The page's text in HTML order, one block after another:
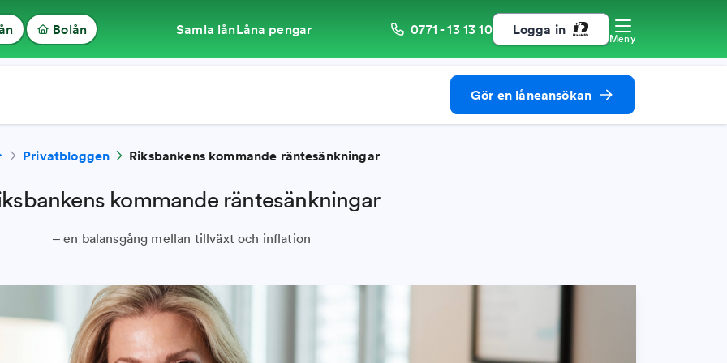
Bolån Samla lånLåna pengar 0771 - 13 13 10 Logga in
Meny
Gör en låneansökan
Privatbloggen Riksbankens kommande räntesänkningar
kommande räntesänkningar
– en balansgång mellan tillväxt och inflation